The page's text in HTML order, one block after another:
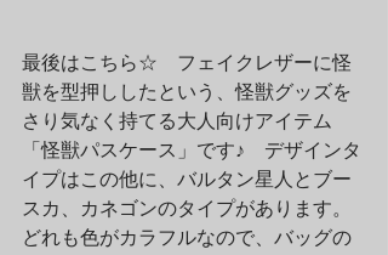
最後はこちら☆　フェイクレザーに怪
獣を型押ししたという、怪獣グッズを
さり気なく持てる大人向けアイテム
「怪獣パスケース」です♪　デザインタ
イプはこの他に、バルタン星人とブー
スカ、カネゴンのタイプがあります。
どれも色がカラフルなので、バッグの